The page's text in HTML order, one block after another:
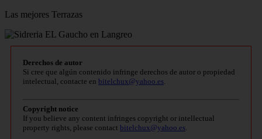
Las mejores Terrazas
Derechos de autor
Si cree que algún contenido infringe derechos de autor o propiedad
intelectual, contacte en bitelchux@yahoo.es
Copyright notice
If you believe any content infringes copyright or intellectual
property rights, please contact bitelchux@yahoo.es